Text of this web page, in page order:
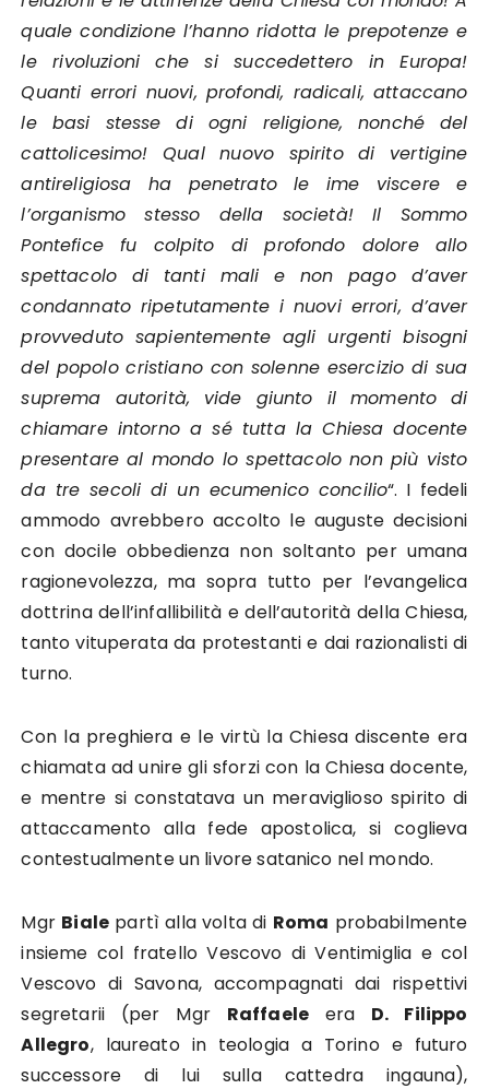
quale condizione l’hanno ridotta le prepotenze e
le rivoluzioni che si succedettero in Europa!
Quanti errori nuovi, profondi, radicali, attaccano
le basi stesse di ogni religione, nonché del
cattolicesimo! Qual nuovo spirito di vertigine
antireligiosa ha penetrato le ime viscere e
l’organismo stesso della società! Il Sommo
Pontefice fu colpito di profondo dolore allo
spettacolo di tanti mali e non pago d’aver
condannato ripetutamente i nuovi errori, d’aver
provveduto sapientemente agli urgenti bisogni
del popolo cristiano con solenne esercizio di sua
suprema autorità, vide giunto il momento di
chiamare intorno a sé tutta la Chiesa docente
presentare al mondo lo spettacolo non più visto
da tre secoli di un ecumenico concilio“. I fedeli
ammodo avrebbero accolto le auguste decisioni
con docile obbedienza non soltanto per umana
ragionevolezza, ma sopra tutto per l’evangelica
dottrina dell’infallibilità e dell’autorità della Chiesa,
tanto vituperata da protestanti e dai razionalisti di
turno.
Con la preghiera e le virtù la Chiesa discente era
chiamata ad unire gli sforzi con la Chiesa docente,
e mentre si constatava un meraviglioso spirito di
attaccamento alla fede apostolica, si coglieva
contestualmente un livore satanico nel mondo.
Mgr Bialepartì alla volta di Roma probabilmente
insieme col fratello Vescovo di Ventimiglia e col
Vescovo di Savona, accompagnati dai rispettivi
segretarii (per Mgr Raffaeleera D. Filippo
Allegro, laureato in teologia a Torino e futuro
successore di lui sulla cattedra ingauna),